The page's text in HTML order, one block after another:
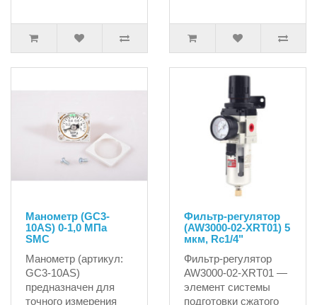
Манометр (GC3-
10AS) 0-1,0 МПа
SMC
Манометр (артикул:
GC3-10AS)
предназначен для
точного измерения
Фильтр-регулятор
(AW3000-02-XRT01) 5
мкм, Rc1/4"
Фильтр-регулятор
AW3000-02-XRT01 —
элемент системы
подготовки сжатого